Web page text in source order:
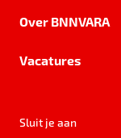
Over BNNVARA
Vacatures
Sluit je aan